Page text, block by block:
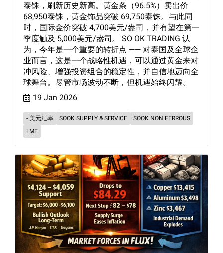
泰铢，刷新历史新高。黄金条（96.5%）卖出价
68,950泰铢，黄金饰品突破 69,750泰铢。与此同
时，国际金价突破 4,700美元/盎司，并有望在第一
季度触及 5,000美元/盎司。 SO OK TRADING 认
为，今年是一个重要的转折点 —— 对泰国及全球企
业而言，这是一个战略性机遇，可以通过黄金来对
冲风险、增强投资组合的稳定性，并自信地迈向全
球舞台。尽管市场波动不断，但机遇始终闪耀。
19 Jan 2026
- 美元汇率 SOOK SUPPLY & SERVICE
SOOK NON FERROUS
LME